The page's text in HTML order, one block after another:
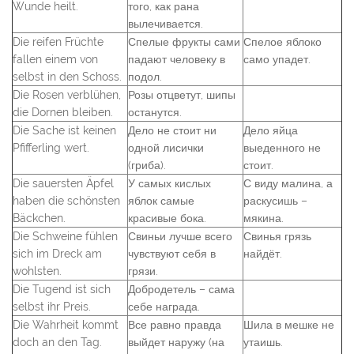
Wunde heilt.
того, как рана
вылечивается.
Die reifen Früchte
fallen einem von
selbst in den Schoss.
Спелые фрукты сами
падают человеку в
подол.
Спелое яблоко
само упадет.
Die Rosen verblühen,
die Dornen bleiben.
Розы отцветут, шипы
останутся.
Die Sache ist keinen
Pfifferling wert.
Дело не стоит ни
одной лисички
(гриба).
Дело яйца
выеденного не
стоит.
Die sauersten Äpfel
haben die schönsten
Bäckchen.
У самых кислых
яблок самые
красивые бока.
С виду малина, а
раскусишь –
мякина.
Die Schweine fühlen
sich im Dreck am
wohlsten.
Свиньи лучше всего
чувствуют себя в
грязи.
Свинья грязь
найдёт.
Die Tugend ist sich
selbst ihr Preis.
Добродетель – сама
себе награда.
Die Wahrheit kommt
doch an den Tag.
Все равно правда
выйдет наружу (на
Шила в мешке не
утаишь.